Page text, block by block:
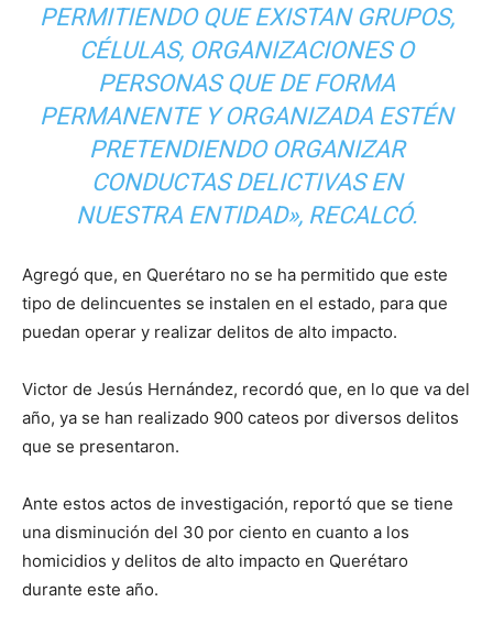
PERMITIENDO QUE EXISTAN GRUPOS,
CÉLULAS, ORGANIZACIONES O
PERSONAS QUE DE FORMA
PERMANENTE Y ORGANIZADA ESTÉN
PRETENDIENDO ORGANIZAR
CONDUCTAS DELICTIVAS EN
NUESTRA ENTIDAD», RECALCÓ.
Agregó que, en Querétaro no se ha permitido que este
tipo de delincuentes se instalen en el estado, para que
puedan operar y realizar delitos de alto impacto.
Victor de Jesús Hernández, recordó que, en lo que va del
año, ya se han realizado 900 cateos por diversos delitos
que se presentaron.
Ante estos actos de investigación, reportó que se tiene
una disminución del 30 por ciento en cuanto a los
homicidios y delitos de alto impacto en Querétaro
durante este año.